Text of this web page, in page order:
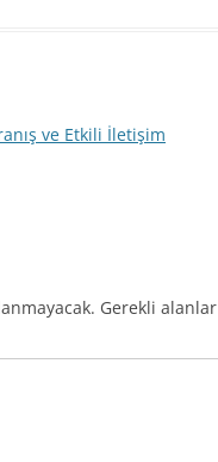
ve Etkili İletişim
Gerekli alanlar